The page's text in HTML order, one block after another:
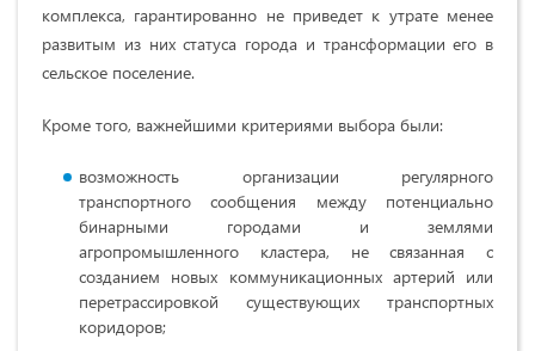
комплекса, гарантированно не приведет к утрате менее
развитым из них статуса города и трансформации его в
сельское поселение.
Кроме того, важнейшими критериями выбора были:
возможность организации регулярного
транспортного сообщения между потенциально
бинарными городами и землями
агропромышленного кластера, не связанная с
созданием новых коммуникационных артерий или
перетрассировкой существующих транспортных
коридоров;